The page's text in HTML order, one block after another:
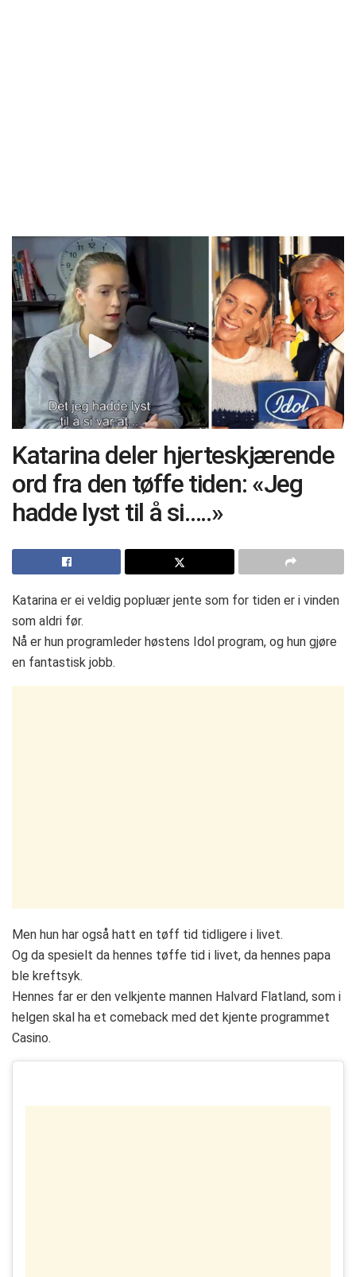
Katarina deler hjerteskjærende
ord fra den tøffe tiden: «Jeg
hadde lyst til å si…..»
Katarina er ei veldig popluær jente som for tiden er i vinden
som aldri før.
Nå er hun programleder høstens Idol program, og hun gjøre
en fantastisk jobb.
Men hun har også hatt en tøff tid tidligere i livet.
Og da spesielt da hennes tøffe tid i livet, da hennes papa
ble kreftsyk.
Hennes far er den velkjente mannen Halvard Flatland, som i
helgen skal ha et comeback med det kjente programmet
Casino.